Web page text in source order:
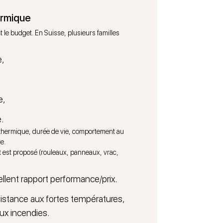
le budget. En Suisse, plusieurs familles
durée de vie, comportement au
est proposé (rouleaux, panneaux, vrac,
rapport performance/prix.
aux fortes températures,
incendies.